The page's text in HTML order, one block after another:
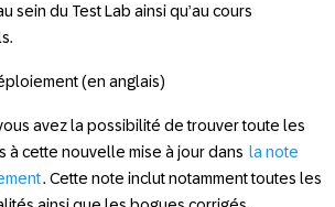
sein du Test Lab ainsi qu’au cours
(en anglais)
avez la possibilité de trouver toute les
à cette nouvelle mise à jour dans la note
. Cette note inclut notamment toutes les